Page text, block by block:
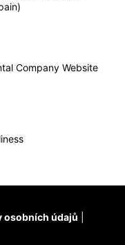
Company Website
osobních údajů